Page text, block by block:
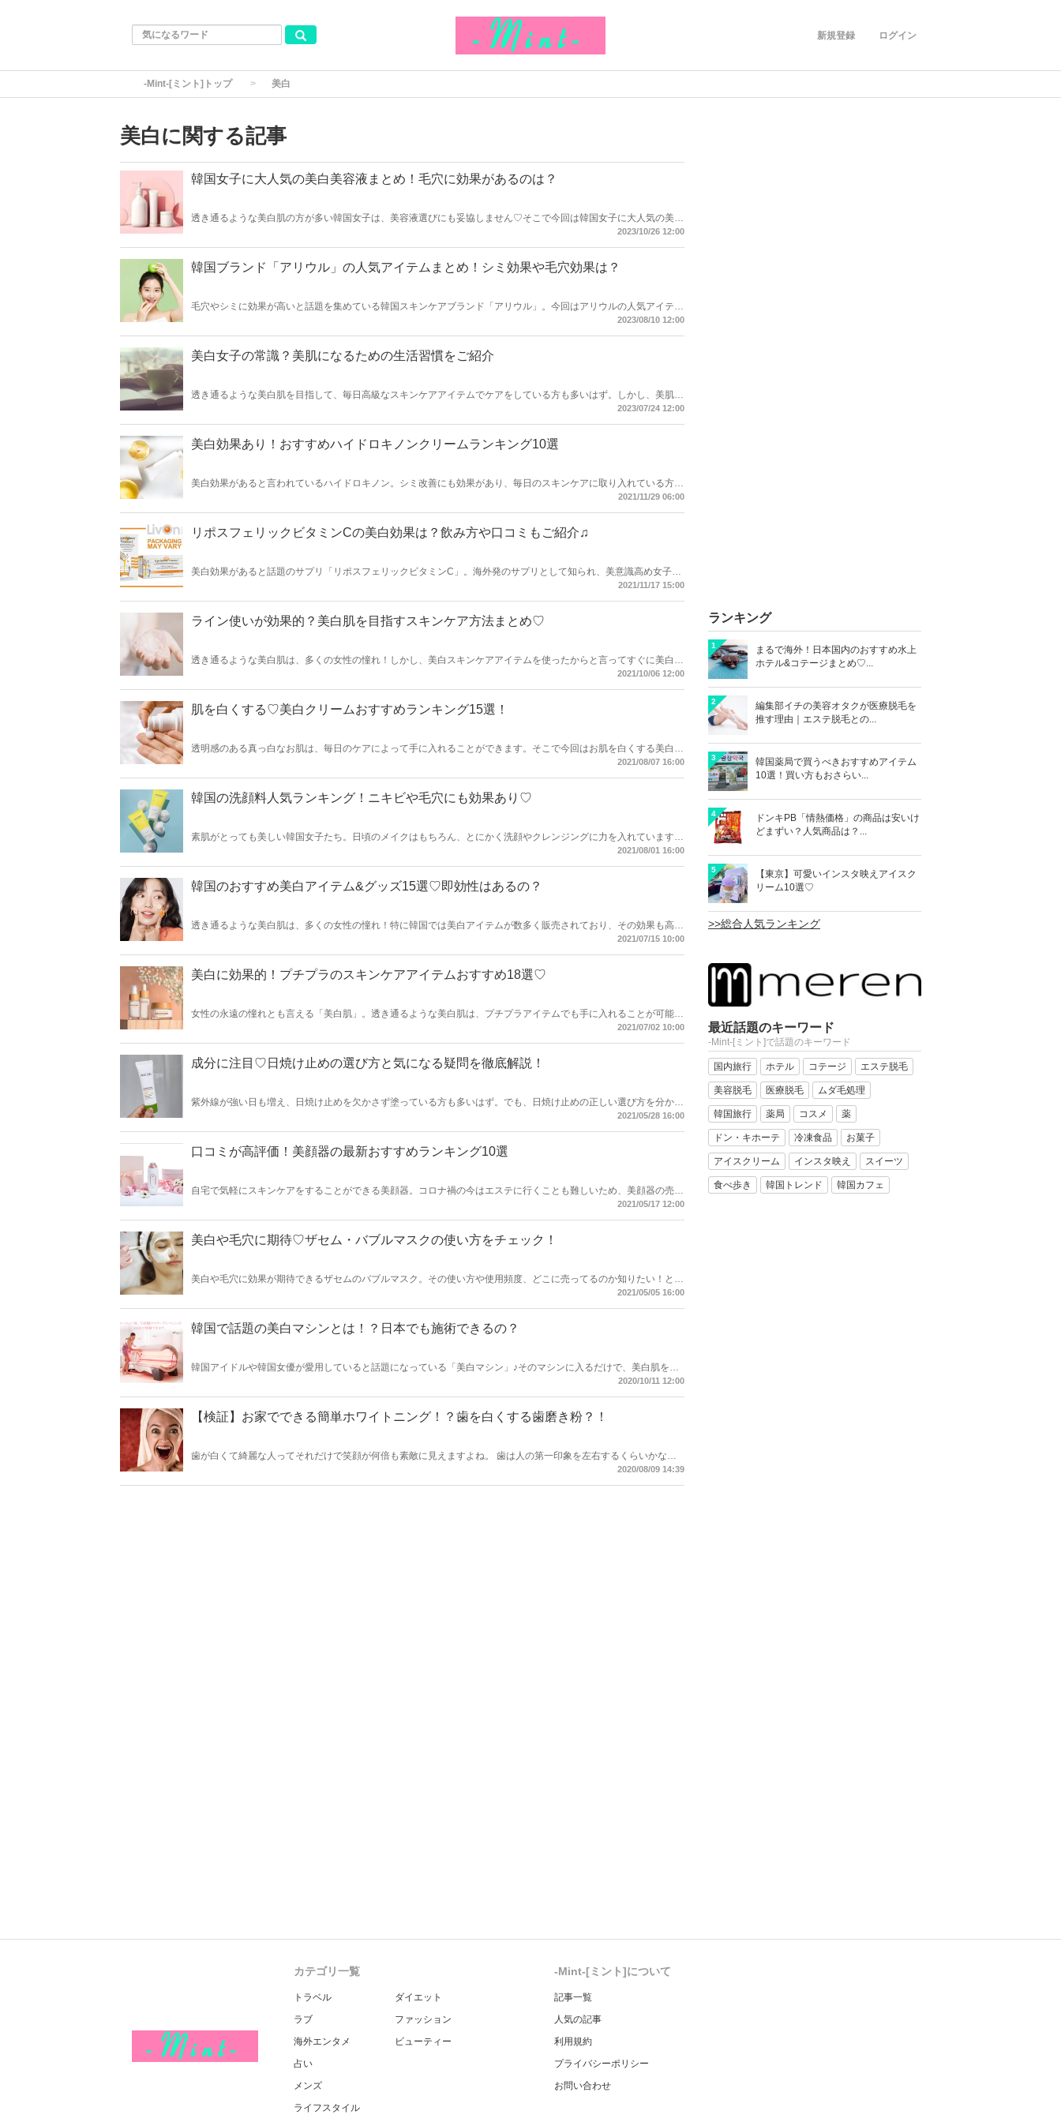
ログイン
新規登録
-Mint-[ミント]トップ 美白
美白に関する記事
韓国女子に大人気の美白美容液まとめ！毛穴に効果があるのは？
透き通るような美白肌の方が多い韓国女子は、美容液選びにも妥協しません♡そこで今回は韓国女子に大人気の美白
美容液をご紹介！シミやそばかすだけでなく、毛穴にも効果がある美容液をチェックしてみましょう。2023/10/26 12:00
韓国ブランド「アリウル」の人気アイテムまとめ！シミ効果や毛穴効果は？
毛穴やシミに効果が高いと話題を集めている韓国スキンケアブランド「アリウル」。今回はアリウルの人気アイテム
2023/08/10 12:00
美白女子の常識？美肌になるための生活習慣をご紹介
透き通るような美白肌を目指して、毎日高級なスキンケアアイテムでケアをしている方も多いはず。しかし、美肌に
なるためには生活習慣を改善することがもっとも大切！今回は美肌になるための生活習慣をまとめてご紹介します♪
2023/07/24 12:00
美白効果あり！おすすめハイドロキノンクリームランキング10選
美白効果があると言われているハイドロキノン。シミ改善にも効果があり、毎日のスキンケアに取り入れている方が
増えています。そこで今回はおすすめのハイドロキノンクリームをランキング形式でご紹介！美白を目指す方はぜひ
2021/11/29 06:00
リポスフェリックビタミンCの美白効果は？飲み方や口コミもご紹介♫
美白効果があると話題のサプリ「リポスフェリックビタミンC」。海外発のサプリとして知られ、美意識高め女子た
ちの間で人気を集めています。今回はリポスフェリックビタミンCの美白効果や飲み方、気になる口コミをご紹介し
2021/11/17 15:00
ライン使いが効果的？美白肌を目指すスキンケア方法まとめ♡
透き通るような美白肌は、多くの女性の憧れ！しかし、美白スキンケアアイテムを使ったからと言ってすぐに美白に
なれるわけではありません。そこで今回は美白肌を目指す方のために、基本的なスキンケア方法や注目の美白成分を
2021/10/06 12:00
肌を白くする♡美白クリームおすすめランキング15選！
透明感のある真っ白なお肌は、毎日のケアによって手に入れることができます。そこで今回はお肌を白くする美白ク
リームのおすすめランキングをご紹介！韓国コスメから市販のプチプラアイテム、ちょっぴりリッチなデパコスアイ
2021/08/07 16:00
韓国の洗顔料人気ランキング！ニキビや毛穴にも効果あり♡
素肌がとっても美しい韓国女子たち。日頃のメイクはもちろん、とにかく洗顔やクレンジングに力を入れています。
そこで今回は韓国の洗顔料人気ランキングをご紹介！ニキビや毛穴に悩んでいる方はもちろん、美白を目指す方もぜ
2021/08/01 16:00
韓国のおすすめ美白アイテム&グッズ15選♡即効性はあるの？
透き通るような美白肌は、多くの女性の憧れ！特に韓国では美白アイテムが数多く販売されており、その効果も高め
2021/07/15 10:00
美白に効果的！プチプラのスキンケアアイテムおすすめ18選♡
女性の永遠の憧れとも言える「美白肌」。透き通るような美白肌は、プチプラアイテムでも手に入れることが可能！
2021/07/02 10:00
成分に注目♡日焼け止めの選び方と気になる疑問を徹底解説！
紫外線が強い日も増え、日焼け止めを欠かさず塗っている方も多いはず。でも、日焼け止めの正しい選び方を分から
ずに選んでいると意味がありません。今回は日焼け止めの選び方と共に、日焼け止めに関する疑問を徹底解説してい
2021/05/28 16:00
口コミが高評価！美顔器の最新おすすめランキング10選
自宅で気軽にスキンケアをすることができる美顔器。コロナ禍の今はエステに行くことも難しいため、美顔器の売れ
2021/05/17 12:00
美白や毛穴に期待♡ザセム・バブルマスクの使い方をチェック！
美白や毛穴に効果が期待できるザセムのバブルマスク。その使い方や使用頻度、どこに売ってるのか知りたい！とい
う方も多いはずです。今回はザセムのバブルマスクの使い方や気になる効果についてもご紹介しましょう♪2021/05/05 16:00
韓国で話題の美白マシンとは！？日本でも施術できるの？
韓国アイドルや韓国女優が愛用していると話題になっている「美白マシン」♪そのマシンに入るだけで、美白肌を手
に入れることができるなんて…まさに夢のようなマシンですね！韓国で話題の美白マシンは、なんと日本でも施術が
2020/10/11 12:00
【検証】お家でできる簡単ホワイトニング！？歯を白くする歯磨き粉？！
歯が白くて綺麗な人ってそれだけで笑顔が何倍も素敵に見えますよね。 歯は人の第一印象を左右するくらいかなり
重要な部分。どうせなら白くて爽やかな歯にしたいですよね！ですが、ホワイトニングに通うのは費用もかかるし通
2020/08/09 14:39
ランキング
1
まるで海外！日本国内のおすすめ水上
ホテル&コテージまとめ♡...
2
編集部イチの美容オタクが医療脱毛を
推す理由｜エステ脱毛との...
3
韓国薬局で買うべきおすすめアイテム
10選！買い方もおさらい...
4
ドンキPB「情熱価格」の商品は安いけ
どまずい？人気商品は？...
5
【東京】可愛いインスタ映えアイスク
リーム10選♡
>>総合人気ランキング
最近話題のキーワード
-Mint-[ミント]で話題のキーワード
国内旅行 ホテル コテージ エステ脱毛
美容脱毛 医療脱毛 ムダ毛処理
韓国旅行 薬局 コスメ 薬
ドン・キホーテ 冷凍食品 お菓子
アイスクリーム インスタ映え スイーツ
食べ歩き 韓国トレンド 韓国カフェ
カテゴリ一覧
トラベル
ラブ
海外エンタメ
占い
メンズ
ライフスタイル
ダイエット
ファッション
ビューティー
-Mint-[ミント]について
記事一覧
人気の記事
利用規約
プライバシーポリシー
お問い合わせ